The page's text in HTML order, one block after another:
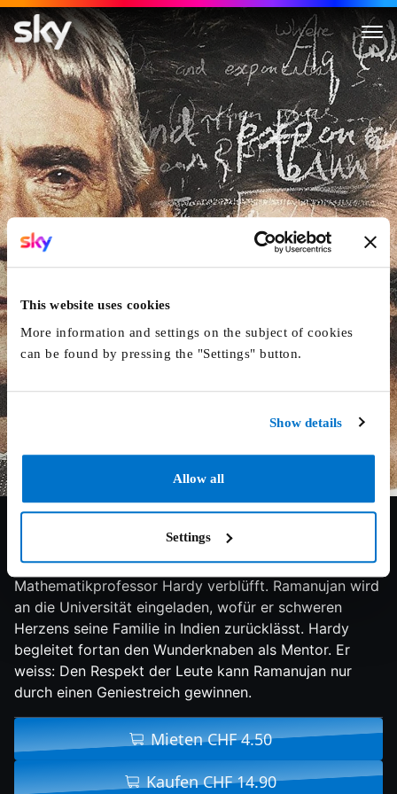
This website uses cookies
More information and settings on the subject of cookies
can be found by pressing the "Settings" button.
Show details
Allow all
Settings
Die Poesie Des Unendlichen
1914: Der Autodidakt Srinivasa Ramanujan schickt
einen Brief an das Trinity College in England, der den
Mathematikprofessor Hardy verblüfft. Ramanujan wird
an die Universität eingeladen, wofür er schweren
Herzens seine Familie in Indien zurücklässt. Hardy
begleitet fortan den Wunderknaben als Mentor. Er
weiss: Den Respekt der Leute kann Ramanujan nur
durch einen Geniestreich gewinnen.
Mieten CHF 4.50
Kaufen CHF 14.90